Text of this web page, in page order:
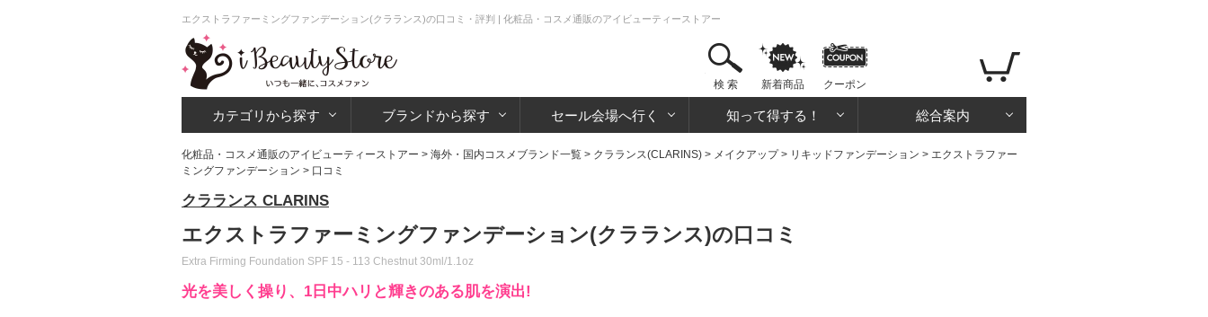
エクストラファーミングファンデーション(クラランス)の口コミ・評判 | 化粧品・コスメ通販のアイビューティーストアー
検 索 新着商品 クーポン
カテゴリから探す ブランドから探す セール会場へ行く 知って得する！ 総合案内
化粧品・コスメ通販のアイビューティーストアー > 海外・国内コスメブランド一覧 > クラランス(CLARINS) > メイクアップ> リキッドファンデーション > エクストラファー
ミングファンデーション > 口コミ
クラランス CLARINS
エクストラファーミングファンデーション(クラランス)の口コミ
Extra Firming Foundation SPF 15 - 113 Chestnut 30ml/1.1oz
光を美しく操り、1日中ハリと輝きのある肌を演出!